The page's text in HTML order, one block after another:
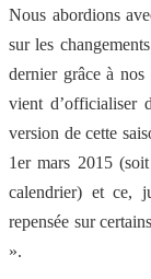
Nous abordions
sur les
dernier grâce à nos
vient d’officialiser
version de cette
1er mars 2015
calendrier) et ce,
repensée sur
».